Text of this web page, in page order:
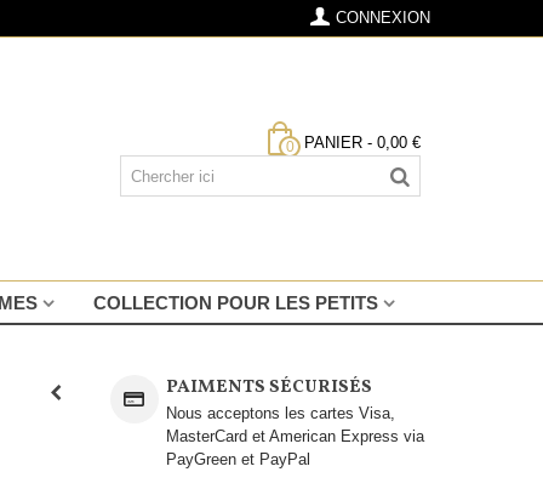
CONNEXION
0 PANIER - 0,00 €
COLLECTION POUR LES PETITS
PAIMENTS SÉCURISÉS
Nous acceptons les cartes Visa,
MasterCard et American Express via
PayGreen et PayPal